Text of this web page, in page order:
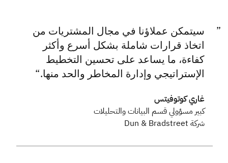
سيتمكن عملاؤنا في مجال المشتريات من
اتخاذ قرارات شاملة بشكل أسرع وأكثر
كفاءة، ما يساعد على تحسين التخطيط
الإستراتيجي وإدارة المخاطر والحد منها.
غاري كوتوفيتس
كبير مسؤولي قسم البيانات والتحليلات
شركة Dun & Bradstreet